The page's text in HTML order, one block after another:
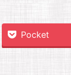
Pocket